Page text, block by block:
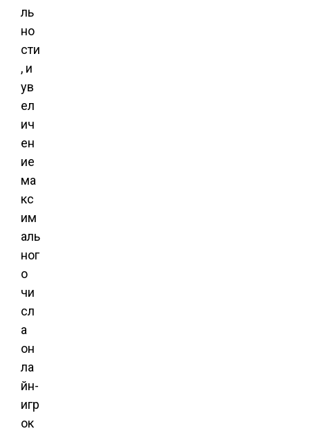
ль
но
сти
, и
ув
ел
ич
ен
ие
ма
кс
им
аль
ног
о
чи
сл
а
он
ла
йн-
игр
ок